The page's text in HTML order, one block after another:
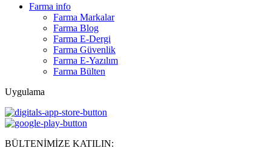
Farma info
Farma Markalar
Farma Blog
Farma E-Dergi
Farma Güvenlik
Farma E-Yazılım
Farma Bülten
Uygulama
BÜLTENİMİZE KATILIN: